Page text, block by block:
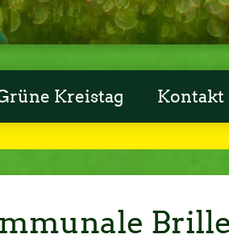
Kreistag Kontakt
Brille